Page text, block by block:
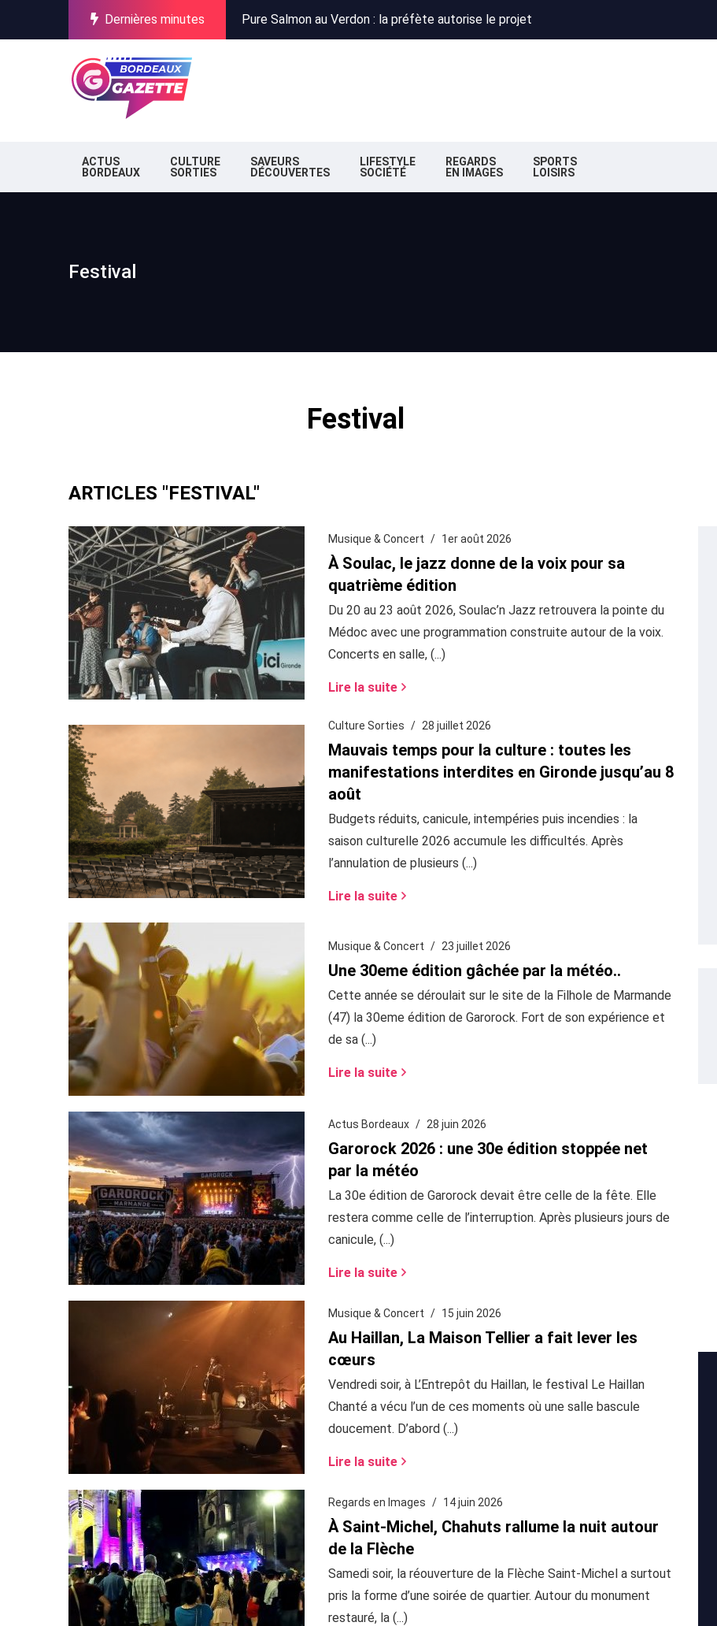
Dernières minutes
Incendies en Gironde : Obispo, Zazie et Renaud réunis pour un concert caritatif à Floirac
ACTUS
BORDEAUX
CULTURE
SORTIES
SAVEURS
DÉCOUVERTES
LIFESTYLE
SOCIÉTÉ
REGARDS
EN IMAGES
SPORTS
LOISIRS
Festival
Festival
ARTICLES "FESTIVAL"
Musique & Concert 1er août 2026
À Soulac, le jazz donne de la voix pour sa
quatrième édition
Du 20 au 23 août 2026, Soulac’n Jazz retrouvera la pointe du
Médoc avec une programmation construite autour de la voix.
Concerts en salle, (...)
Lire la suite
Culture Sorties 28 juillet 2026
Mauvais temps pour la culture : toutes les
manifestations interdites en Gironde jusqu’au 8
août
Budgets réduits, canicule, intempéries puis incendies : la
saison culturelle 2026 accumule les difficultés. Après
l’annulation de plusieurs (...)
Lire la suite
Musique & Concert 23 juillet 2026
Une 30eme édition gâchée par la météo..
Cette année se déroulait sur le site de la Filhole de Marmande
(47) la 30eme édition de Garorock. Fort de son expérience et
de sa (...)
Lire la suite
Actus Bordeaux 28 juin 2026
Garorock 2026 : une 30e édition stoppée net
par la météo
La 30e édition de Garorock devait être celle de la fête. Elle
restera comme celle de l’interruption. Après plusieurs jours de
canicule, (...)
Lire la suite
Musique & Concert 15 juin 2026
Au Haillan, La Maison Tellier a fait lever les
cœurs
Vendredi soir, à L’Entrepôt du Haillan, le festival Le Haillan
Chanté a vécu l’un de ces moments où une salle bascule
doucement. D’abord (...)
Lire la suite
Regards en Images 14 juin 2026
À Saint-Michel, Chahuts rallume la nuit autour
de la Flèche
Samedi soir, la réouverture de la Flèche Saint-Michel a surtout
pris la forme d’une soirée de quartier. Autour du monument
restauré, la (...)